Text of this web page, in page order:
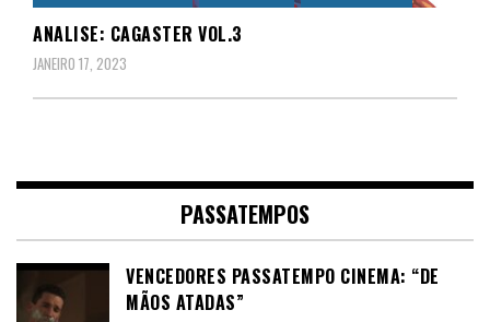
ANALISE: CAGASTER VOL.3
JANEIRO 17, 2023
PASSATEMPOS
VENCEDORES PASSATEMPO CINEMA: “DE
MÃOS ATADAS”